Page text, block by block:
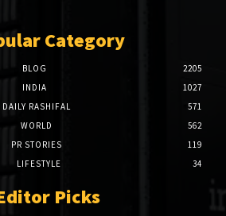
Category
BLOG
2205
INDIA
1027
DAILY RASHIFAL
571
WORLD
562
PR STORIES
119
LIFESTYLE
34
Picks